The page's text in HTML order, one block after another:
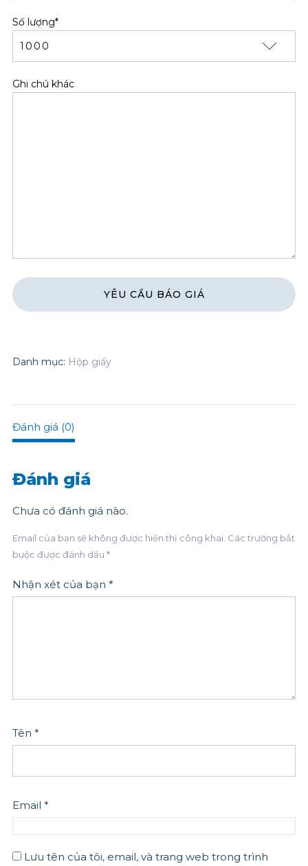
Số lượng*
Ghi chú khác
Danh mục: Hộp giấy
Đánh giá (0)
Đánh giá
Chưa có đánh giá nào.
Email của bạn sẽ không được hiển thị công khai. Các trường bắt
buộc được đánh dấu *
Nhận xét của bạn *
Tên *
Email *
Lưu tên của tôi, email, và trang web trong trình